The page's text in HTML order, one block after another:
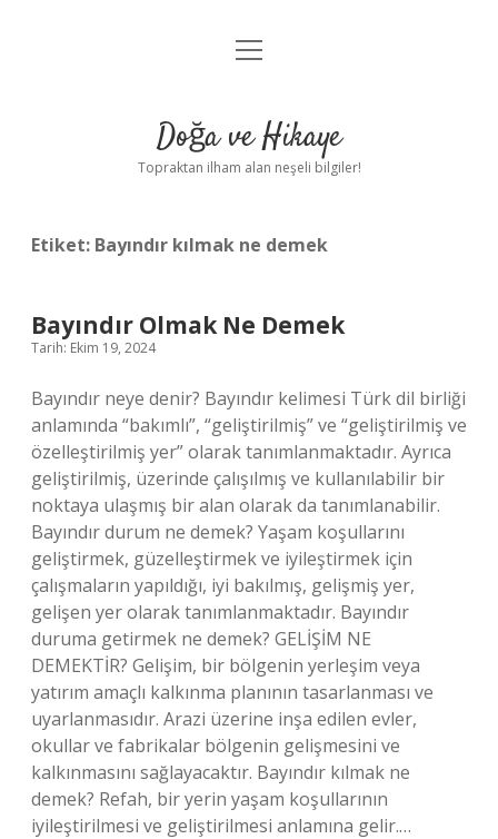
Anasayfa
Yasal Uyarı
menüyü
Doğa ve Hikaye
Topraktan ilham alan neşeli bilgiler!
Etiket: Bayındır kılmak ne demek
Bayındır Olmak Ne Demek
Tarih: Ekim 19, 2024
Bayındır neye denir? Bayındır kelimesi Türk dil birliği
anlamında “bakımlı”, “geliştirilmiş” ve “geliştirilmiş ve
özelleştirilmiş yer” olarak tanımlanmaktadır. Ayrıca
geliştirilmiş, üzerinde çalışılmış ve kullanılabilir bir
noktaya ulaşmış bir alan olarak da tanımlanabilir.
Bayındır durum ne demek? Yaşam koşullarını
geliştirmek, güzelleştirmek ve iyileştirmek için
çalışmaların yapıldığı, iyi bakılmış, gelişmiş yer,
gelişen yer olarak tanımlanmaktadır. Bayındır
duruma getirmek ne demek? GELİŞİM NE
DEMEKTİR? Gelişim, bir bölgenin yerleşim veya
yatırım amaçlı kalkınma planının tasarlanması ve
uyarlanmasıdır. Arazi üzerine inşa edilen evler,
okullar ve fabrikalar bölgenin gelişmesini ve
kalkınmasını sağlayacaktır. Bayındır kılmak ne
demek? Refah, bir yerin yaşam koşullarının
iyileştirilmesi ve geliştirilmesi anlamına gelir.…